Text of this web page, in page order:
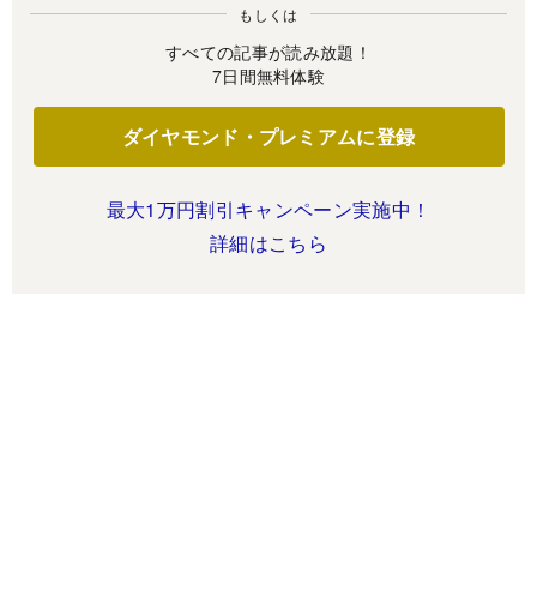
もしくは
すべての記事が読み放題！
7日間無料体験
ダイヤモンド・プレミアムに登録
最大1万円割引キャンペーン実施中！
詳細はこちら